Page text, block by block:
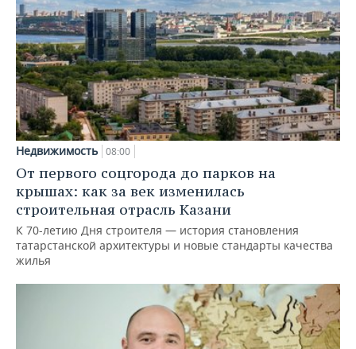
Недвижимость 08:00
От первого соцгорода до парков на
крышах: как за век изменилась
строительная отрасль Казани
К 70-летию Дня строителя — история становления
татарстанской архитектуры и новые стандарты качества
жилья